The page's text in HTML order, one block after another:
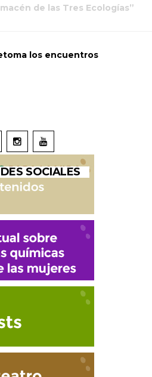
de las Tres Ecologías”
los encuentros
SOCIALES